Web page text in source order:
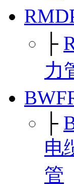
├
力
├
电
管